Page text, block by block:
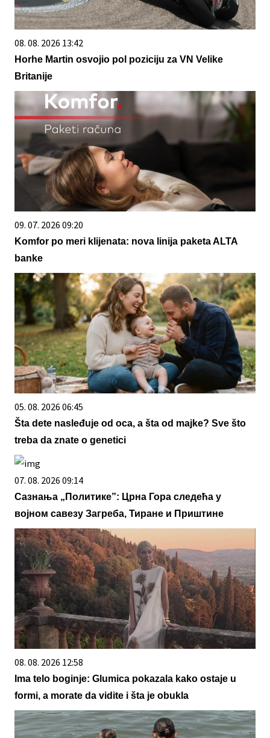
08. 08. 2026 13:42
Horhe Martin osvojio pol poziciju za VN Velike
Britanije
09. 07. 2026 09:20
Komfor po meri klijenata: nova linija paketa ALTA
banke
05. 08. 2026 06:45
Šta dete nasleđuje od oca, a šta od majke? Sve što
treba da znate o genetici
07. 08. 2026 09:14
Сазнања „Политике”: Црна Гора следећа у
војном савезу Загреба, Тиране и Приштине
08. 08. 2026 12:58
Ima telo boginje: Glumica pokazala kako ostaje u
formi, a morate da vidite i šta je obukla